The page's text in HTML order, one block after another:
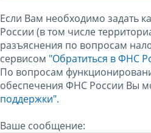
Если Вам необходимо задать
России (в том числе
разъяснения по вопросам
сервисом "Обратиться в ФНС
По вопросам
обеспечения ФНС России Вы
поддержки".
Ваше сообщение: